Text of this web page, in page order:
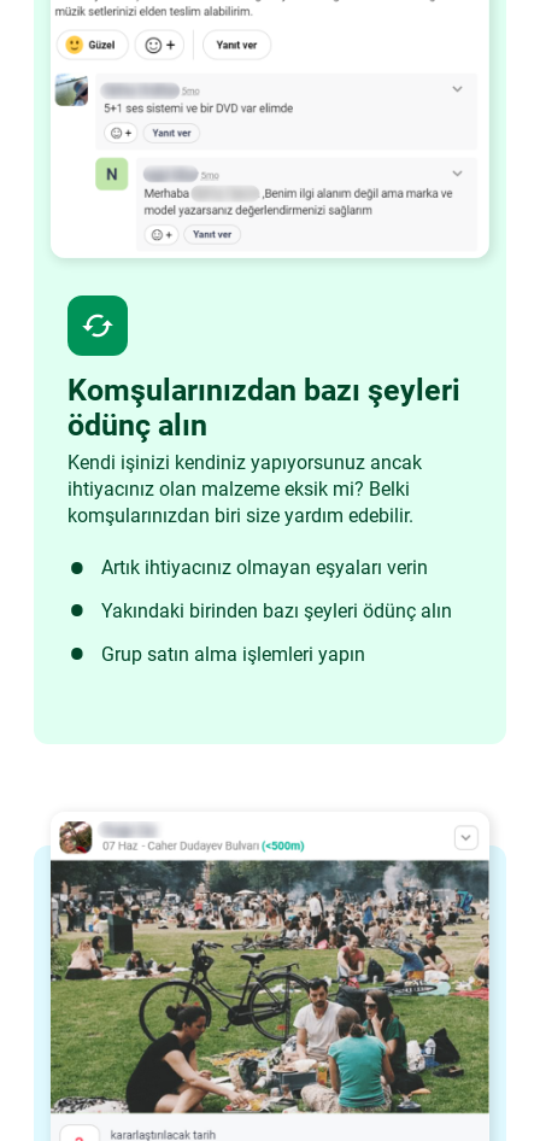
cached
Komşularınızdan bazı şeyleri
ödünç alın
Kendi işinizi kendiniz yapıyorsunuz ancak
ihtiyacınız olan malzeme eksik mi? Belki
komşularınızdan biri size yardım edebilir.
Artık ihtiyacınız olmayan eşyaları verin
Yakındaki birinden bazı şeyleri ödünç alın
Grup satın alma işlemleri yapın